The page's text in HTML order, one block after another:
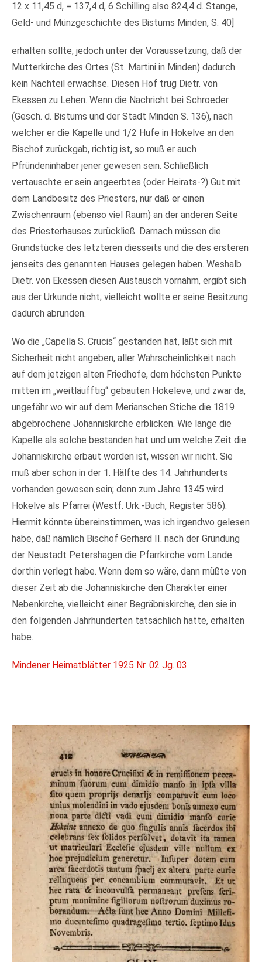
12 x 11,45 d, = 137,4 d, 6 Schilling also 824,4 d. Stange,
Geld- und Münzgeschichte des Bistums Minden, S. 40]
erhalten sollte, jedoch unter der Voraussetzung, daß der
Mutterkirche des Ortes (St. Martini in Minden) dadurch
kein Nachteil erwachse. Diesen Hof trug Dietr. von
Ekessen zu Lehen. Wenn die Nachricht bei Schroeder
(Gesch. d. Bistums und der Stadt Minden S. 136), nach
welcher er die Kapelle und 1/2 Hufe in Hokelve an den
Bischof zurückgab, richtig ist, so muß er auch
Pfründeninhaber jener gewesen sein. Schließlich
vertauschte er sein angeerbtes (oder Heirats-?) Gut mit
dem Landbesitz des Priesters, nur daß er einen
Zwischenraum (ebenso viel Raum) an der anderen Seite
des Priesterhauses zurückließ. Darnach müssen die
Grundstücke des letzteren diesseits und die des ersteren
jenseits des genannten Hauses gelegen haben. Weshalb
Dietr. von Ekessen diesen Austausch vornahm, ergibt sich
aus der Urkunde nicht; vielleicht wollte er seine Besitzung
dadurch abrunden.
Wo die „Capella S. Crucis“ gestanden hat, läßt sich mit
Sicherheit nicht angeben, aller Wahrscheinlichkeit nach
auf dem jetzigen alten Friedhofe, dem höchsten Punkte
mitten im „weitläufftig“ gebauten Hokeleve, und zwar da,
ungefähr wo wir auf dem Merianschen Stiche die 1819
abgebrochene Johanniskirche erblicken. Wie lange die
Kapelle als solche bestanden hat und um welche Zeit die
Johanniskirche erbaut worden ist, wissen wir nicht. Sie
muß aber schon in der 1. Hälfte des 14. Jahrhunderts
vorhanden gewesen sein; denn zum Jahre 1345 wird
Hokelve als Pfarrei (Westf. Urk.-Buch, Register 586).
Hiermit könnte übereinstimmen, was ich irgendwo gelesen
habe, daß nämlich Bischof Gerhard II. nach der Gründung
der Neustadt Petershagen die Pfarrkirche vom Lande
dorthin verlegt habe. Wenn dem so wäre, dann müßte von
dieser Zeit ab die Johanniskirche den Charakter einer
Nebenkirche, vielleicht einer Begräbniskirche, den sie in
den folgenden Jahrhunderten tatsächlich hatte, erhalten
habe.
Mindener Heimatblätter 1925 Nr. 02 Jg. 03